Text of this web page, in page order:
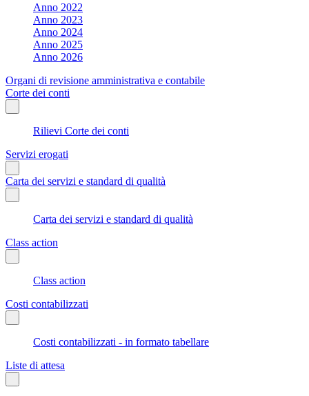
Anno 2022
Anno 2023
Anno 2024
Anno 2025
Anno 2026
Organi di revisione amministrativa e contabile
Corte dei conti
Rilievi Corte dei conti
Servizi erogati
Carta dei servizi e standard di qualità
Carta dei servizi e standard di qualità
Class action
Class action
Costi contabilizzati
Costi contabilizzati - in formato tabellare
Liste di attesa